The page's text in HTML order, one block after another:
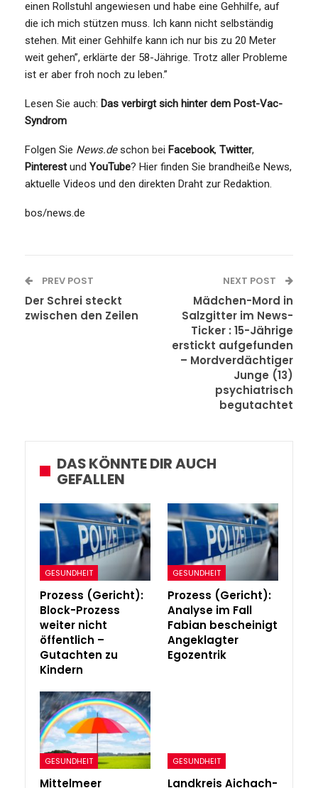
einen Rollstuhl angewiesen und habe eine Gehhilfe, auf
die ich mich stützen muss. Ich kann nicht selbständig
stehen. Mit einer Gehhilfe kann ich nur bis zu 20 Meter
weit gehen”, erklärte der 58-Jährige. Trotz aller Probleme
ist er aber froh noch zu leben.”
Lesen Sie auch: Das verbirgt sich hinter dem Post-Vac-
Syndrom
Folgen Sie News.deschon bei Facebook, Twitter,
Pinterestund YouTube? Hier finden Sie brandheiße News,
aktuelle Videos und den direkten Draht zur Redaktion.
bos/news.de
PREV POST
Der Schrei steckt
zwischen den Zeilen
NEXT POST
Mädchen-Mord in
Salzgitter im News-
Ticker : 15-Jährige
erstickt aufgefunden
– Mordverdächtiger
Junge (13)
psychiatrisch
begutachtet
DAS KÖNNTE DIR AUCH
GEFALLEN
GESUNDHEIT
Prozess (Gericht):
Block-Prozess
weiter nicht
öffentlich –
Gutachten zu
Kindern
GESUNDHEIT
Prozess (Gericht):
Analyse im Fall
Fabian bescheinigt
Angeklagter
Egozentrik
GESUNDHEIT
Mittelmeer
GESUNDHEIT
Landkreis Aichach-